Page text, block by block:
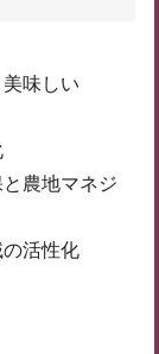
味しい
農地マネジ
の活性化